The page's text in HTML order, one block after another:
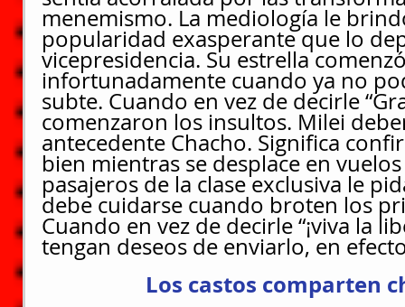
menemismo. La mediología le
popularidad exasperante que lo
vicepresidencia. Su estrella
infortunadamente cuando ya no
subte. Cuando en vez de decirle
comenzaron los insultos. Milei
antecedente Chacho. Significa
bien mientras se desplace en
pasajeros de la clase exclusiva le
debe cuidarse cuando broten los
Cuando en vez de decirle “¡viva la
tengan deseos de enviarlo, en
Los castos comparten